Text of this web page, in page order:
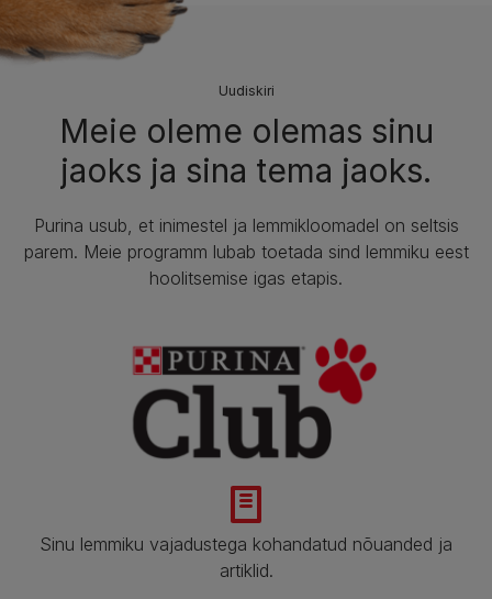
Uudiskiri
Meie oleme olemas sinu
jaoks ja sina tema jaoks.​
Purina usub, et inimestel ja lemmikloomadel on seltsis
parem. Meie programm lubab toetada sind lemmiku eest
hoolitsemise igas etapis.​
Sinu lemmiku vajadustega kohandatud nõuanded ja
artiklid.​